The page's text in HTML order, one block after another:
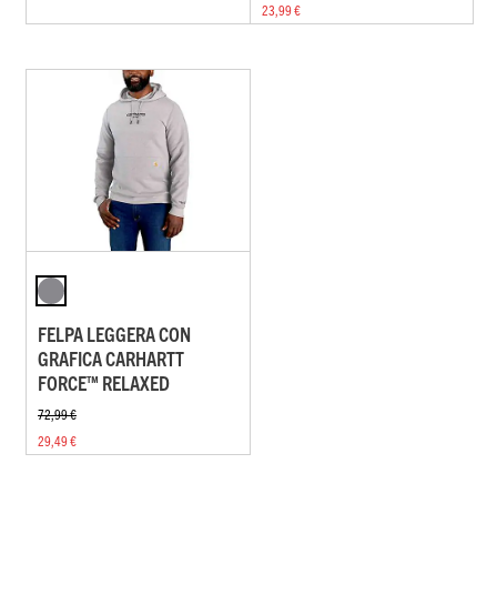
23,99 €
FELPA LEGGERA CON
GRAFICA CARHARTT
FORCE™ RELAXED
72,99 €
29,49 €